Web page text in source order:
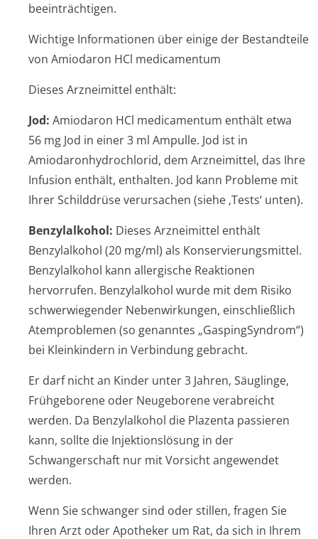
beeinträchtigen.
Wichtige Informationen über einige der Bestandteile
von Amiodaron HCl medicamentum
Dieses Arzneimittel enthält:
Jod: Amiodaron HCl medicamentum enthält etwa
56 mg Jod in einer 3 ml Ampulle. Jod ist in
Amiodaronhydrochlo­rid, dem Arzneimittel, das Ihre
Infusion enthält, enthalten. Jod kann Probleme mit
Ihrer Schilddrüse verursachen (siehe ‚Tests‘ unten).
Benzylalkohol: Dieses Arzneimittel enthält
Benzylalkohol (20 mg/ml) als Konservierungsmit­tel.
Benzylalkohol kann allergische Reaktionen
hervorrufen. Benzylalkohol wurde mit dem Risiko
schwerwiegender Nebenwirkungen, einschließlich
Atemproblemen (so genanntes „GaspingSyndrom“)
bei Kleinkindern in Verbindung gebracht.
Er darf nicht an Kinder unter 3 Jahren, Säuglinge,
Frühgeborene oder Neugeborene verabreicht
werden. Da Benzylalkohol die Plazenta passieren
kann, sollte die Injektionslösung in der
Schwangerschaft nur mit Vorsicht angewendet
werden.
Wenn Sie schwanger sind oder stillen, fragen Sie
Ihren Arzt oder Apotheker um Rat, da sich in Ihrem